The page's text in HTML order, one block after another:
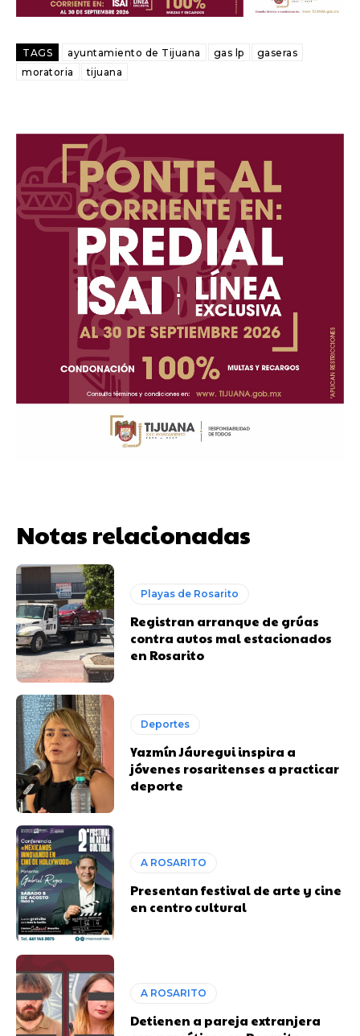
TAGS ayuntamiento de Tijuana gas lp
gaseras
moratoria
tijuana
Notas relacionadas
Playas de Rosarito
Registran arranque de grúas
contra autos mal estacionados
en Rosarito
Deportes
Yazmín Jáuregui inspira a
jóvenes rosaritenses a practicar
deporte
A ROSARITO
Presentan festival de arte y cine
en centro cultural
A ROSARITO
Detienen a pareja extranjera